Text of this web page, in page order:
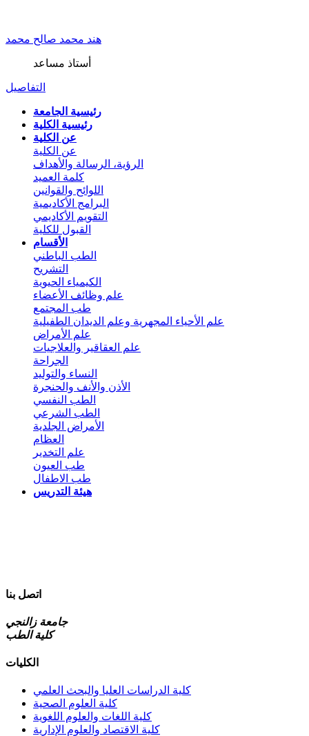
هند محمد صالح محمد
أستاذ مساعد
التفاصيل
رئيسية الجامعة
رئيسية الكلية
عن الكلية
عن الكلية
الرؤية، الرسالة والأهداف
كلمة العميد
اللوائح والقوانين
البرامج الأكاديمية
التقويم الأكاديمي
القبول للكلية
الأقسام
الطب الباطني
التشريح
الكيمياء الحيوية
علم وظائف الأعضاء
طب المجتمع
علم الأحياء المجهرية وعلم الديدان الطفيلية
علم الأمراض
علم العقاقير والعلاجيات
الجراحة
النساء والتوليد
الأذن والأنف والحنجرة
الطب النفسي
الطب الشرعي
الأمراض الجلدية
العظام
علم التخدير
طب العيون
طب الاطفال
هيئة التدريس
اتصل بنا
جامعة زالنجي
كلية الطب
الكليات
كلية الدراسات العليا والبحث العلمي
كلية العلوم الصحية
كلية اللغات والعلوم اللغوية
كلية الاقتصاد والعلوم الإدارية